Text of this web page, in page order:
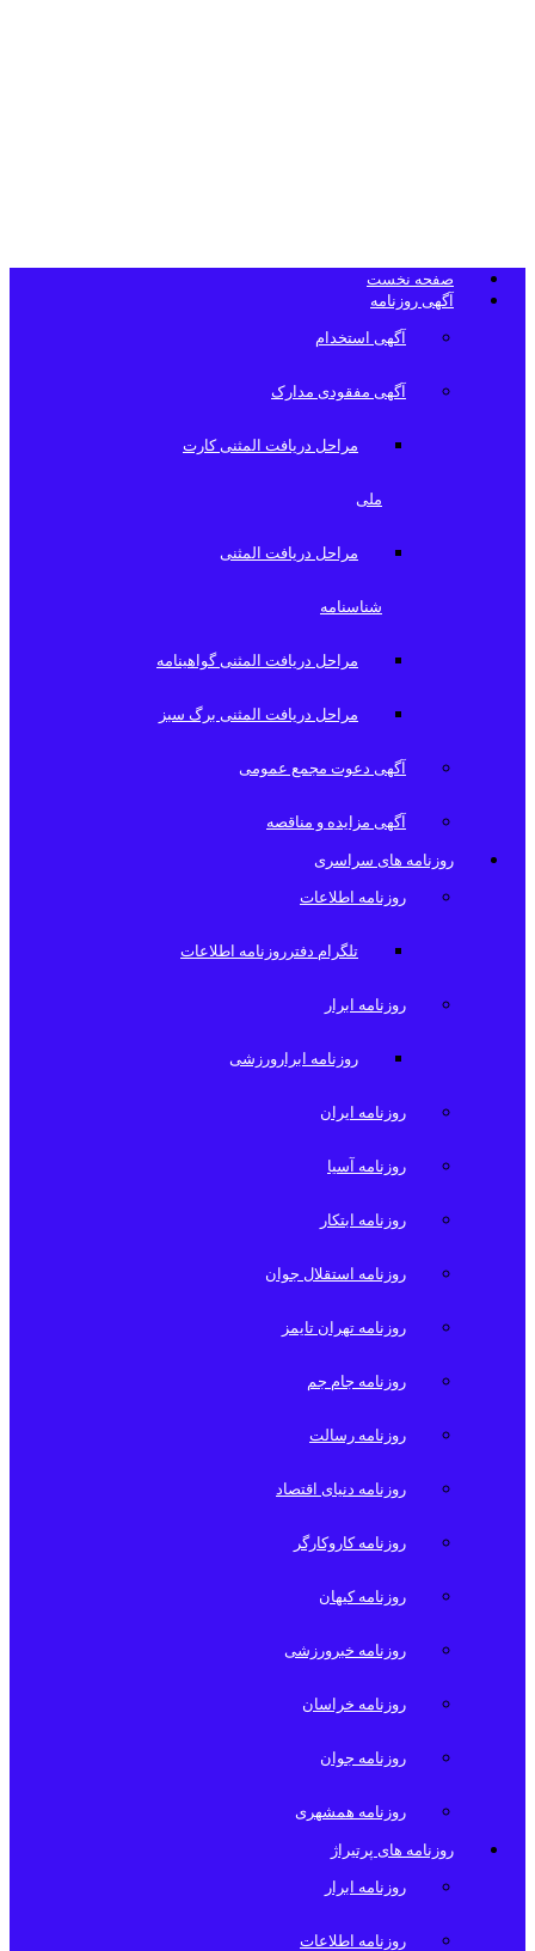
صفحه نخست
آگهی روزنامه
آگهی استخدام
آگهی مفقودی مدارک
مراحل دریافت المثنی کارت
ملی
مراحل دریافت المثنی
شناسنامه
مراحل دریافت المثنی گواهینامه
مراحل دریافت المثنی برگ سبز
آگهی دعوت مجمع عمومی
آگهی مزایده و مناقصه
روزنامه های سراسری
روزنامه اطلاعات
تلگرام دفترروزنامه اطلاعات
روزنامه ابرار
روزنامه ابرارورزشی
روزنامه ایران
روزنامه آسیا
روزنامه ابتکار
روزنامه استقلال جوان
روزنامه تهران تایمز
روزنامه جام جم
روزنامه رسالت
روزنامه دنیای اقتصاد
روزنامه کاروکارگر
روزنامه کیهان
روزنامه خبرورزشی
روزنامه خراسان
روزنامه جوان
روزنامه همشهری
روزنامه های پرتیراژ
روزنامه ابرار
روزنامه اطلاعات